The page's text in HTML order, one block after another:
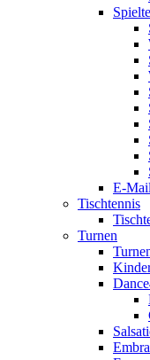
E-
Tischtennis
Turnen